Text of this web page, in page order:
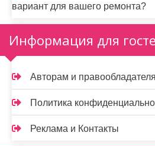
вариант для вашего ремонта?
Информация для
Авторам и
Политика
Реклама и Контакты